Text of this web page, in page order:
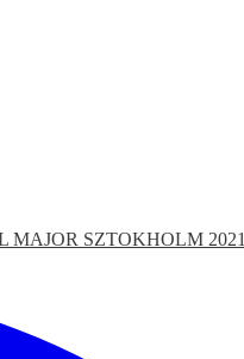
MAJOR SZTOKHOLM 2021